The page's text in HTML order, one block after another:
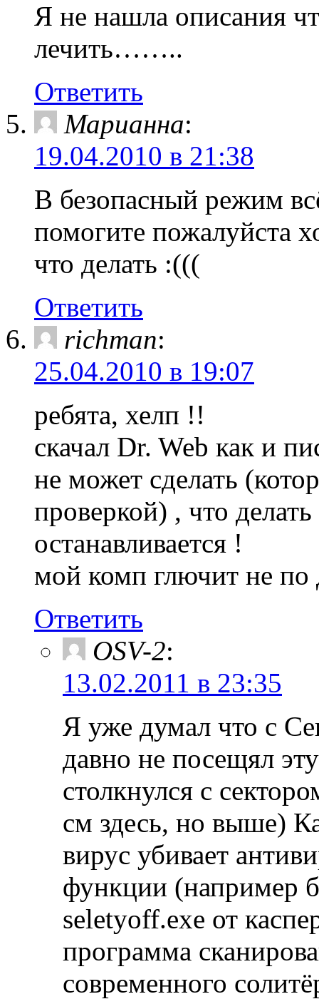
Я не нашла описания
лечить……..
Ответить
Марианна:
19.04.2010 в 21:38
В безопасный режим
помогите пожалуйста
что делать :(((
Ответить
richman:
25.04.2010 в 19:07
ребята, хелп !!
скачал Dr. Web как и
не может сделать
проверкой) , что
останавливается !
мой комп глючит не по
Ответить
OSV-2:
13.02.2011 в 23:35
Я уже думал что с
давно не посещял
столкнулся с
см здесь, но выше)
вирус убивает
функции (например
seletyoff.exe от
программа
современного